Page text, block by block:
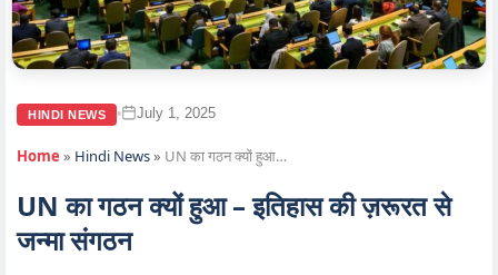
HINDI NEWS • July 1, 2025
Home » Hindi News» UN का गठन क्यों हुआ…
UN का गठन क्यों हुआ – इतिहास की ज़रूरत से
जन्मा संगठन